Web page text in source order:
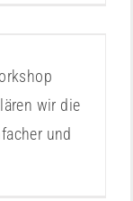
wir die
und